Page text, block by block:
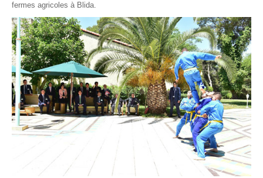
fermes agricoles à Blida.